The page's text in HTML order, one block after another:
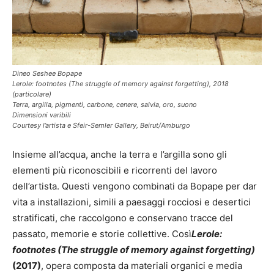
Dineo Seshee Bopape
Lerole: footnotes (The struggle of memory against forgetting), 2018
(particolare)
Terra, argilla, pigmenti, carbone, cenere, salvia, oro, suono
Dimensioni varibili
Courtesy l’artista e Sfeir-Semler Gallery, Beirut/Amburgo
Insieme all’acqua, anche la terra e l’argilla sono gli
elementi più riconoscibili e ricorrenti del lavoro
dell’artista. Questi vengono combinati da Bopape per dar
vita a installazioni, simili a paesaggi rocciosi e desertici
stratificati, che raccolgono e conservano tracce del
passato, memorie e storie collettive. CosìLerole:
footnotes (The struggle of memory against forgetting)
(2017), opera composta da materiali organici e media